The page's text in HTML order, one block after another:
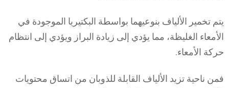
يتم تخمير الألياف بنوعيهما بواسطة البكتيريا الموجودة في
الأمعاء الغليظة، مما يؤدي إلى زيادة البراز ويؤدي إلى انتظام
حركة الأمعاء.
فمن ناحية تزيد الألياف القابلة للذوبان من اتساق محتويات